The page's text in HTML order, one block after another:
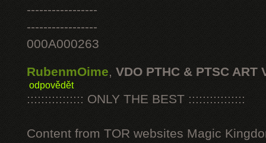
-----------------
-----------------
000A000263
RubenmOime, VDO PTHC & PTSC ART
odpovědět
:::::::::::::::: ONLY THE BEST ::::::::::::::::
Content from TOR websites Magic